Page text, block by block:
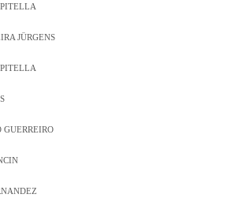
JÜRGENS
GUERREIRO